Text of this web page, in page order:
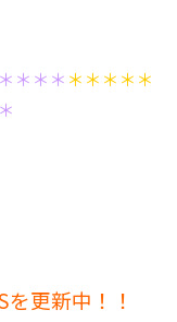
＊＊＊ ＊＊＊＊＊
更新中！！